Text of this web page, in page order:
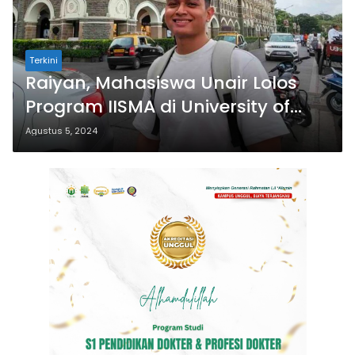
Terkini
Raiyan, Mahasiswa Unair Lolos
Program IISMA di University of
Groningen Belanda
Agustus 5, 2024